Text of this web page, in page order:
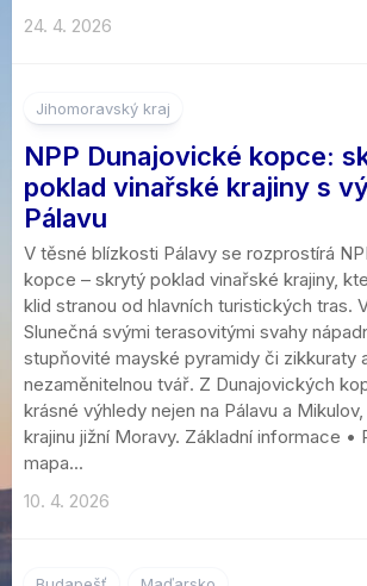
24. 4. 2026
Jihomoravský kraj
NPP Dunajovické kopce:
poklad vinařské krajiny s
Pálavu
V těsné blízkosti Pálavy se rozprostírá
kopce – skrytý poklad vinařské krajiny,
klid stranou od hlavních turistických tras.
Slunečná svými terasovitými svahy
stupňovité mayské pyramidy či zikkuraty
nezaměnitelnou tvář. Z Dunajovických
krásné výhledy nejen na Pálavu a
krajinu jižní Moravy. Základní informace •
mapa...
10. 4. 2026